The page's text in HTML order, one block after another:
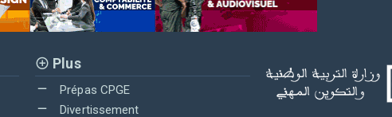
Plus
Prépas CPGE
Divertissement